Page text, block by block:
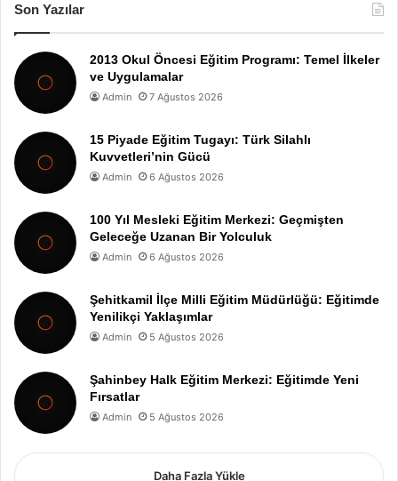
Son Yazılar
2013 Okul Öncesi Eğitim Programı: Temel İlkeler
ve Uygulamalar
Admin 7 Ağustos 2026
15 Piyade Eğitim Tugayı: Türk Silahlı
Kuvvetleri’nin Gücü
Admin 6 Ağustos 2026
100 Yıl Mesleki Eğitim Merkezi: Geçmişten
Geleceğe Uzanan Bir Yolculuk
Admin 6 Ağustos 2026
Şehitkamil İlçe Milli Eğitim Müdürlüğü: Eğitimde
Yenilikçi Yaklaşımlar
Admin 5 Ağustos 2026
Şahinbey Halk Eğitim Merkezi: Eğitimde Yeni
Fırsatlar
Admin 5 Ağustos 2026
Daha Fazla Yükle